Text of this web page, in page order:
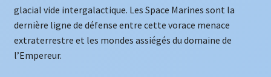
glacial vide intergalactique. Les Space Marines sont la
dernière ligne de défense entre cette vorace menace
extraterrestre et les mondes assiégés du domaine de
l’Empereur.